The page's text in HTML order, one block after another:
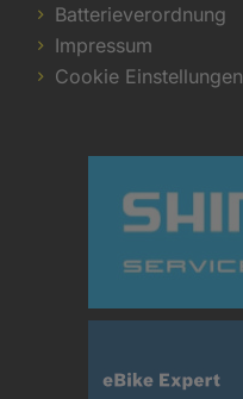
Batterieverordnung
Impressum
Cookie Einstellungen